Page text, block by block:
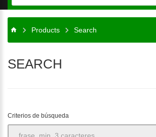
Products Search
SEARCH
Criterios de búsqueda